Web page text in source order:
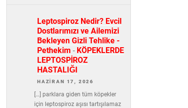
Leptospiroz Nedir? Evcil
Dostlarımızı ve Ailemizi
Bekleyen Gizli Tehlike -
Pethekim - KÖPEKLERDE
LEPTOSPİROZ
HASTALIĞI
HAZIRAN 17, 2026
[…] parklara giden tüm köpekler
için leptospiroz aşısı tartışılamaz